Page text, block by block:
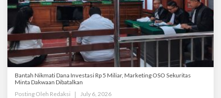
Bantah Nikmati Dana Investasi Rp 5 Miliar, Marketing OSO Sekuritas
Minta Dakwaan Dibatalkan
Posting Oleh Redaksi July 6, 2026